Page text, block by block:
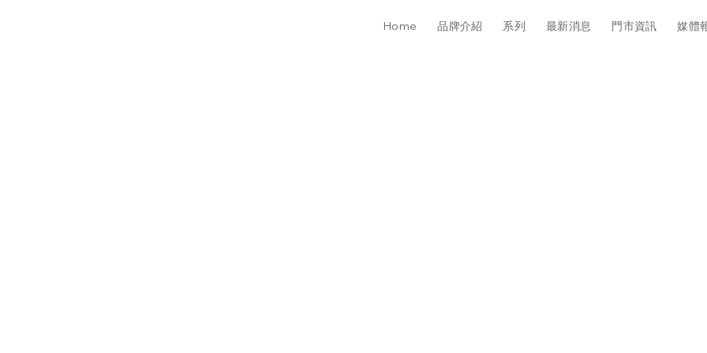
Home 品牌介紹 系列 最新消息 門市資訊 媒體